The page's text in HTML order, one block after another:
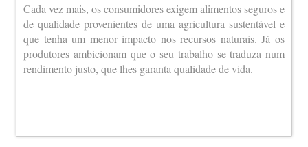
Cada vez mais, os consumidores exigem alimentos seguros e
de qualidade provenientes de uma agricultura sustentável e
que tenha um menor impacto nos recursos naturais. Já os
produtores ambicionam que o seu trabalho se traduza num
rendimento justo, que lhes garanta qualidade de vida.